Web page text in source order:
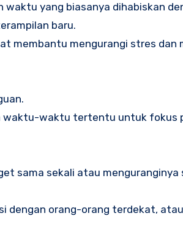
yang biasanya dihabiskan
baru.
membantu mengurangi stres dan
waktu-waktu tertentu untuk fokus
sama sekali atau menguranginya
dengan orang-orang terdekat,